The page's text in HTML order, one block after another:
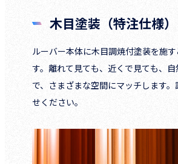
木目塗装（特注仕様）
ルーバー本体に木目調焼付塗装を施
す。離れて見ても、近くで見ても、
で、さまざまな空間にマッチします
せください。